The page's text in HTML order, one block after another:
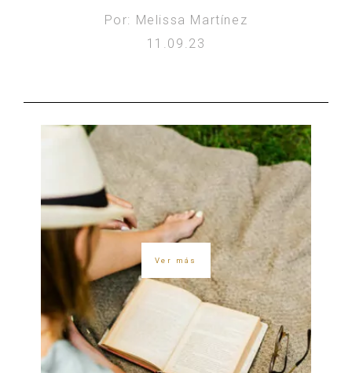
Por: Melissa Martínez
11.09.23
Ver más